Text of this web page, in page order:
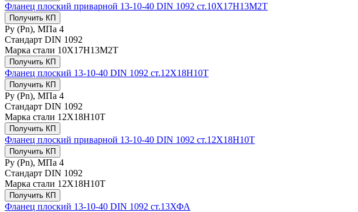
Фланец плоский приварной 13-10-40 DIN 1092 ст.10Х17Н13М2Т
Получить КП
Ру (Рn), МПа 4
Стандарт DIN 1092
Марка стали 10Х17Н13М2Т
Получить КП
Фланец плоский 13-10-40 DIN 1092 ст.12Х18Н10Т
Получить КП
Ру (Рn), МПа 4
Стандарт DIN 1092
Марка стали 12Х18Н10Т
Получить КП
Фланец плоский приварной 13-10-40 DIN 1092 ст.12Х18Н10Т
Получить КП
Ру (Рn), МПа 4
Стандарт DIN 1092
Марка стали 12Х18Н10Т
Получить КП
Фланец плоский 13-10-40 DIN 1092 ст.13ХФА